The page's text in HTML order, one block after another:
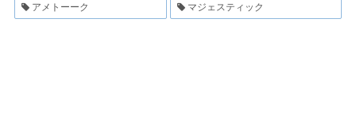
アメトーーク マジェスティック